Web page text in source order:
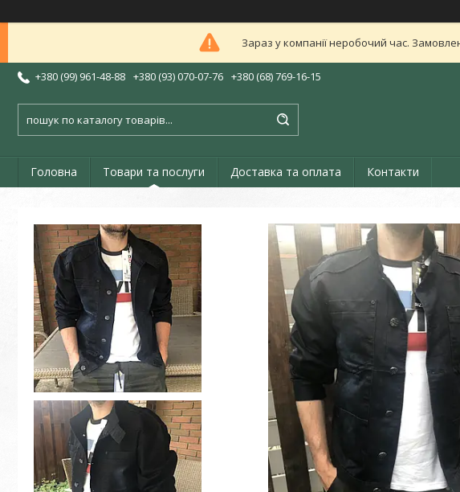
Зараз у компанії неробочий час.
+380 (99) 961-48-88 +380 (93) 070-07-76 +380 (68) 769-16-15
Головна Товари та послуги Доставка та оплата Контакти